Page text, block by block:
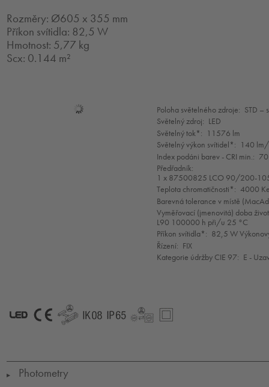
Rozměry: Ø605 x 355 mm
Příkon svítidla: 82,5 W
Hmotnost: 5,77 kg
Scx: 0.144 m²
Mode
selection
Poloha světelného zdroje: STD –
Světelný zdroj: LED
Světelný tok*: 11576 lm
Světelný výkon svítidel*: 140
Index podáni barev - CRI min.: 70
Předřadník:
1 x 87500825 LCO 90/200-
Teplota chromatičnosti*: 4000
Barevná tolerance v místě
Vyměřovací (jmenovitá) doba
L90 100000 h při/u 25 °C
Příkon svítidla*: 82,5 W
Řízení: FIX
Kategorie údržby CIE 97: E -
▶ Photometry